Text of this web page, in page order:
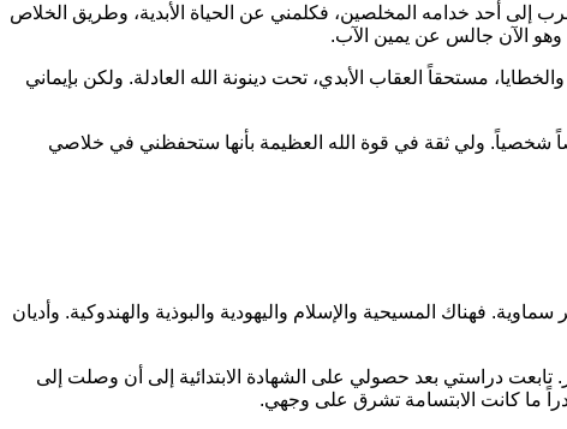
إلى أحد خدامه المخلصين، فكلمني عن الحياة الأبدية، وطريق الخلاص
وهو الآن جالس عن يمين الآب.
مستحقاً العقاب الأبدي، تحت دينونة الله العادلة. ولكن بإيماني
شخصياً. ولي ثقة في قوة الله العظيمة بأنها ستحفظني في خلاصي
فهناك المسيحية والإسلام واليهودية والبوذية والهندوكية. وأديان
دراستي بعد حصولي على الشهادة الابتدائية إلى أن وصلت إلى
ما كانت الابتسامة تشرق على وجهي.